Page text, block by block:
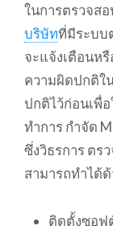
ในการตรวจส
บริษัทที่มีระบบ
จะแจ้งเตือนห
ความผิดปกติใ
ปกติไว้ก่อนเพื่
ทำการ กำจัด
ซึ่งวิธรการ ตร
สามารถทำได้
ติดตั้งซอฟ